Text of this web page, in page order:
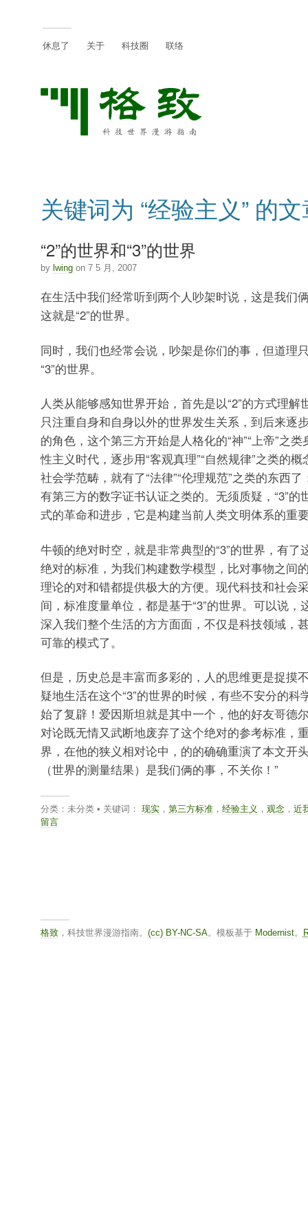
休息了 关于 科技圈 联络
关键词为 “经验主义” 的
“2”的世界和“3”的世界
by lwingon 7 5 月, 2007
在生活中我们经常听到两个人吵架时说，这是我们
这就是“2”的世界。
同时，我们也经常会说，吵架是你们的事，但道理
“3”的世界。
人类从能够感知世界开始，首先是以“2”的方式理解
只注重自身和自身以外的世界发生关系，到后来逐
的角色，这个第三方开始是人格化的“神”“上帝”之
性主义时代，逐步用“客观真理”“自然规律”之类的
社会学范畴，就有了“法律”“伦理规范”之类的东西
有第三方的数字证书认证之类的。无须质疑，“3”的
式的革命和进步，它是构建当前人类文明体系的重
牛顿的绝对时空，就是非常典型的“3”的世界，有了
绝对的标准，为我们构建数学模型，比对事物之间
理论的对和错都提供极大的方便。现代科技和社会
间，标准度量单位，都是基于“3”的世界。可以说，
深入我们整个生活的方方面面，不仅是科技领域，
可靠的模式了。
但是，历史总是丰富而多彩的，人的思维更是捉摸
疑地生活在这个“3”的世界的时候，有些不安分的科
始了复辟！爱因斯坦就是其中一个，他的好友哥德
对论既无情又武断地废弃了这个绝对的参考标准，
界，在他的狭义相对论中，的的确确重演了本文开
（世界的测量结果）是我们俩的事，不关你！”
分类：未分类 • 关键词： 现实， 第三方标准， 经验主义 ， 观念， 近
留言
格致，科技世界漫游指南。 (cc) BY-NC-SA。模板基于 Modernist。